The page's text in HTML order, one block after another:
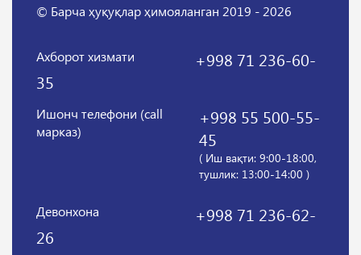
© Барча ҳуқуқлар ҳимояланган 2019 - 2026
Ахборот хизмати
+998 71 236-60-
35
Ишонч телефони (call
марказ)
+998 55 500-55-
45
( Иш вақти: 9:00-18:00,
тушлик: 13:00-14:00 )
Девонхона
+998 71 236-62-
26